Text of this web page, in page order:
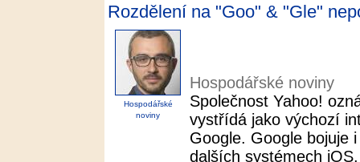
Rozdělení na "Goo" & "Gle"
Hospodářské
noviny
Hospodářské noviny
Společnost Yahoo!
vystřídá jako výchozí
Google. Google bojuje
dalších systémech